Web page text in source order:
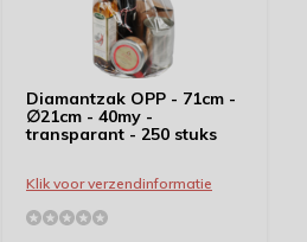
Diamantzak OPP - 71cm -
∅21cm - 40my -
transparant - 250 stuks
Klik voor verzendinformatie